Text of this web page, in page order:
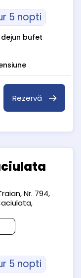
5 nopti
dejun bufet
Rezervă
Nr. 794,
5 nopti